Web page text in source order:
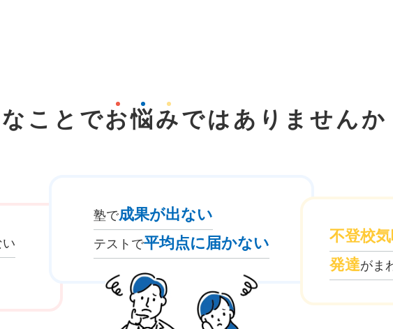
ことでお悩みでは ありませんか
塾で成果が出ない
テストで平均点に届かない 不登校
発達がま